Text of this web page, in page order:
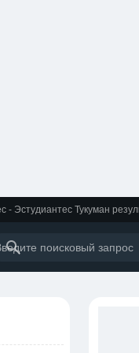
- Эстудиантес Тукуман